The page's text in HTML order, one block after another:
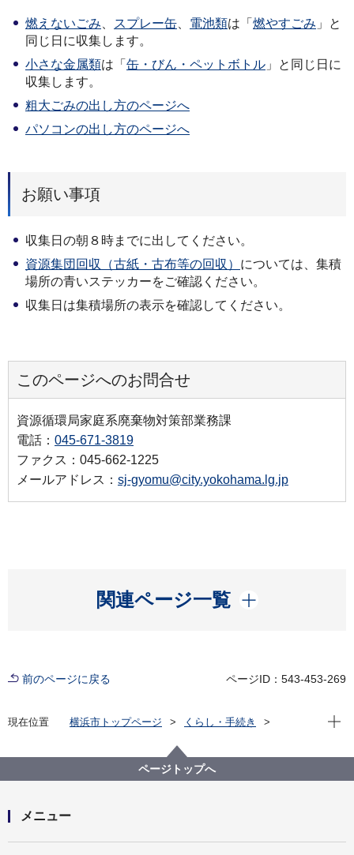
燃えないごみ スプレー缶 電池類は「 燃やすごみ 」と
同じ日に収集します。
小さな金属類は「 缶・びん・ペットボトル 」と同じ日に
収集します。
粗大ごみの出し方のページへ
パソコンの出し方のページへ
お願い事項
収集日の朝８時までに出してください。
資源集団回収（古紙・古布等の回収） については、集積
場所の青いステッカーをご確認ください。
収集日は集積場所の表示を確認してください。
このページへのお問合せ
資源循環局家庭系廃棄物対策部業務課
電話： 045-671-3819
ファクス：045-662-1225
メールアドレス： sj-gyomu@city.yokohama.lg.jp
関連ページ一覧
開く
前のページに戻る ページID：543-453-269
現在位置 横浜市トップページ
くらし・手続き
ごみと資源の分け方・出し方
ごみと資源の収集曜日
磯子区の収集曜日
磯子区の収集曜日 あ～え
現在
ページトップへ
メニュー